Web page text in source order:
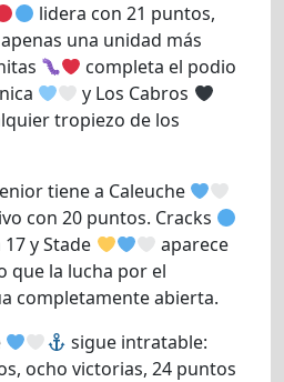
lidera con 21 puntos,
una unidad más
completa el podio
y Los Cabros
tropiezo de los
tiene a Caleuche
con 20 puntos. Cracks
y Stade
aparece
que la lucha por el
completamente abierta.
sigue intratable:
ocho victorias, 24 puntos